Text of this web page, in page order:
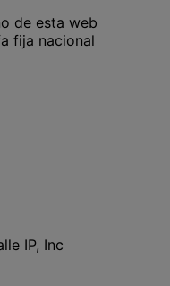
de esta web
fija nacional
IP, Inc